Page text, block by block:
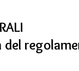
del